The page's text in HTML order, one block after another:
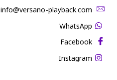
‫info@versano-playback.com‬
WhatsApp
Facebook
Instagram